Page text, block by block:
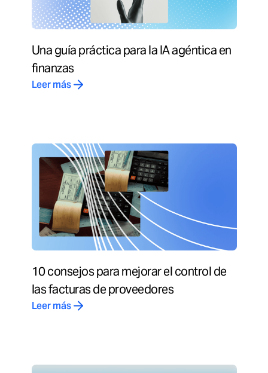
Una guía práctica para la IA agéntica en
finanzas
Leer más
10 consejos para mejorar el control de
las facturas de proveedores
Leer más